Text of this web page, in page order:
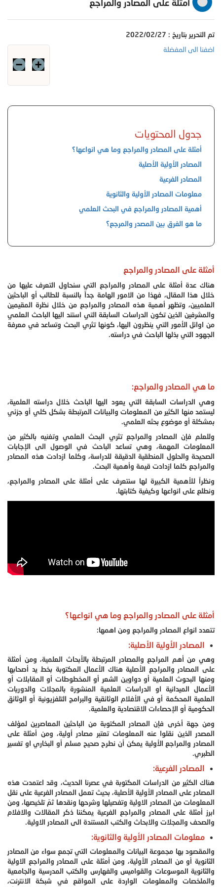
أمثلة على المصادر والمراجع
تم التحرير بتاريخ : 2022/02/27
اضفنا الى المفضلة
جدول المحتويات
أمثلة على المصادر والمراجع وما هي انواعها؟
المصادر الأولية الأصلية
المصادر الفرعية
معلومات المصادر الأولية والثانوية
أهمية المصادر والمراجع في البحث العلمي
ما هو الفرق بين المصدر والمرجع؟
أمثلة على المصادر والمراجع
هناك عدة أمثلة على المصادر والمراجع التي سنحاول التعرف عليها من
خلال هذا المقال، فهذا من الامور الهامة جداً بالنسبة للطالب أو الباحثين
العلميين، وتظهر أهمية هذه المصادر والمراجع من خلال نظرة المقيمين
والمشرفين الذين تكون الدراسات السابقة التي استند اليها الباحث العلمي
من اوائل الأمور التي ينظرون اليها، كونها تثري البحث وتساعد في معرفة
الجهود التي بذلها الباحث في دراسته.
ما هي المصادر والمراجع:
وهي الدراسات السابقة التي يعود اليها الباحث خلال دراسته العلمية،
ليستمد منها الكثير من المعلومات والبيانات المرتبطة بشكل كلي أو جزئي
بمشكلة أو موضوع بحثه العلمي.
وللعلم فإن المصادر والمراجع تثري البحث العلمي وتغنيه بالكثير من
المعلومات المهمة، وهي تساعد الباحث في الوصول الى الإجابات
الصحيحة والحلول المنطقية الدقيقة للدراسة، وكلما ازدادت هذه المصادر
والمراجع كلما ازدادت قيمة وأهمية البحث.
ونظراً للأهمية الكبيرة لها سنتعرف على أمثلة على المصادر والمراجع،
ونطلع على انواعها وكيفية كتابتها.
أمثلة على المصادر والمراجع وما هي انواعها؟
تتعدد انواع المصادر والمراجع ومن اهمها:
المصادر الأولية الأصلية:
وهي من أهم المراجع والمصادر المرتبطة بالأبحاث العلمية، ومن أمثلة
على المصادر والمراجع الأصلية هناك الأعمال المكتوبة بخط يد أصحابها
ومنها البحوث العلمية أو دواوين الشعر أو المخطوطات أو المقابلات أو
الأعمال الميدانية او الدراسات العلمية المنشورة بالمجلات والدوريات
العلمية المحكمة أو في الأفلام الوثائقية والبرامج التلفزيونية أو الوثائق
الحكومية أو الإحصاءات الاقتصادية والعلمية.
ومن جهة أخرى فإن المصادر المكتوبة من الباحثين المعاصرين لمؤلف
المصدر الذين نقلوا عنه المعلومات تعتبر مصادر أولية، ومن أمثلة على
المصادر والمراجع الأولية يمكن أن نطرح صحيح مسلم أو البخاري او تفسير
الطبري.
المصادر الفرعية:
هناك الكثير من الدراسات المكتوبة في عصرنا الحديث، وقد اعتمدت هذه
المصادر على المصادر الأولية الأصلية، بحيث تعمل المصادر الفرعية على نقل
المعلومات من المصادر الاولية وتفصيلها وشرحها ونقدها ثمّ تلخيصها، ومن
ابرز أمثلة على المصادر والمراجع الفرعية يمكننا ذكر المقالات والافلام
والصحف والمجلات والابحاث والكتب المستندة الى المصادر الاولية.
معلومات المصادر الأولية والثانوية:
والمقصود بها مجموعة البيانات والمعلومات التي تجمع سواء من المصادر
الثانوية أو من المصادر الأولية، ومن أمثلة على المصادر والمراجع الاولية
والثانوية الموسوعات والقواميس والفهارس والكتب المدرسية والجامعية
والملخصات والمعلومات الواردة على المواقع في شبكة الانترنت،